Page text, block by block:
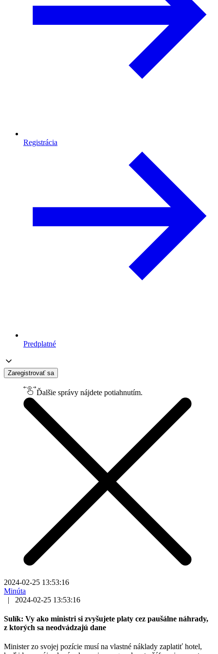
Registrácia
Predplatné
Zaregistrovať sa
Ďalšie správy nájdete potiahnutím.
2024-02-25 13:53:16
Minúta
|
2024-02-25 13:53:16
Sulík: Vy ako ministri si zvyšujete platy cez paušálne náhrady,
z ktorých sa neodvádzajú dane
Minister zo svojej pozície musí na vlastné náklady zaplatiť hotel,